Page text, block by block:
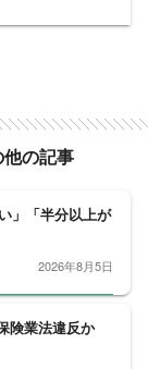
、災害・防災
天皇陛下など
治体の行政も
でいます。
他の記事
」「半分以上が
2026年8月5日
険業法違反か